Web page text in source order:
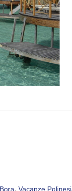
, Vacanze